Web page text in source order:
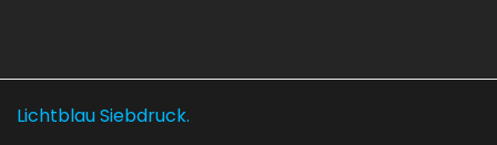
Lichtblau Siebdruck.